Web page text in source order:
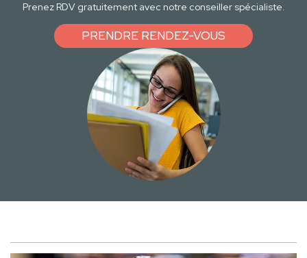
Prenez RDV gratuitement avec notre conseiller spécialiste.
PRENDRE RENDEZ-VOUS